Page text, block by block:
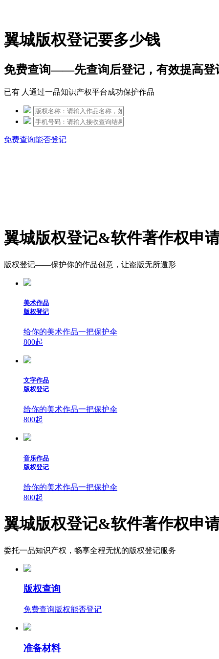
翼城版权登记要多少钱
免费查询——先查询后登记，有效提高登
已有 人通过一品知识产权平台成功保护作品
免费查询能否登记
翼城版权登记&软件著作权申
版权登记——保护你的作品创意，让盗版无所遁形
美术作品
版权登记
给你的美术作品一把保护伞
800起
文字作品
版权登记
给你的美术作品一把保护伞
800起
音乐作品
版权登记
给你的美术作品一把保护伞
800起
翼城版权登记&软件著作权申
委托一品知识产权，畅享全程无忧的版权登记服务
版权查询
免费查询版权能否登记
准备材料